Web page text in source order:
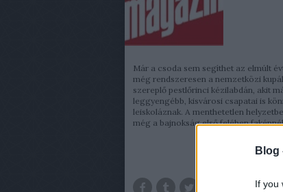
Blog
If you
Már a csoda sem segíthet az elmúlt
még rendszeresen a nemzetközi
szereplő pestlőrinci kézilabdán, akit
leggyengébb, kisvárosi csapatai is
leiskoláznak. A menthetetlen
még a bajnokság első felében